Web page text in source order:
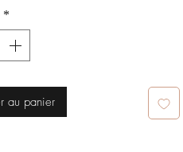
fait à la main et double
5 cm par 15 cm. Chaque
unique et peut différer légèrement
*
au panier